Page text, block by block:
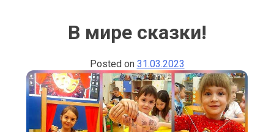
В мире сказки!
Posted on 31.03.2023